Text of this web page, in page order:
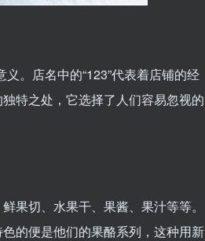
。店名中的“123”代表着店铺的经
特之处，它选择了人们容易忽视的
果切、水果干、果酱、果汁等等。
的便是他们的果酪系列，这种用新